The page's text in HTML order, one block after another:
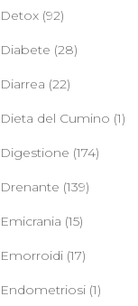
Detox (92)
Diabete (28)
Diarrea (22)
Dieta del Cumino (1)
Digestione (174)
Drenante (139)
Emicrania (15)
Emorroidi (17)
Endometriosi (1)